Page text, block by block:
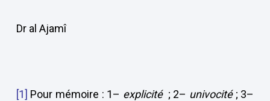
Dr al Ajamî
[1] Pour mémoire : 1– explicité ; 2– univocité ; 3–